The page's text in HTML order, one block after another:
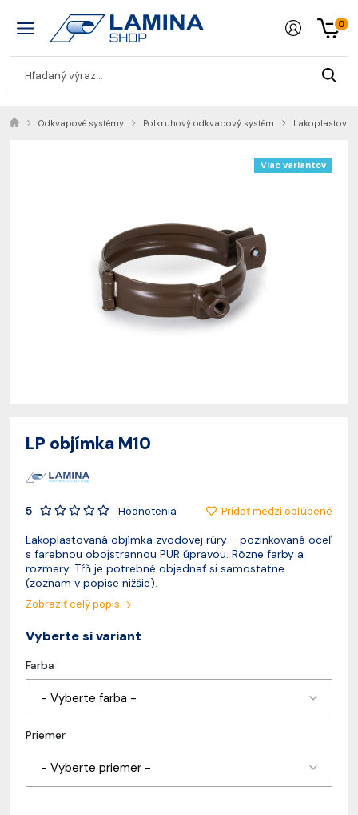
0
Odkvapové systémy Polkruhový odkvapový systém
Viac variantov
LP objímka M10
5 Hodnotenia Pridať medzi obľúbené
Lakoplastovaná objímka zvodovej rúry - pozinkovaná oceľ
s farebnou obojstrannou PUR úpravou. Rôzne farby a
rozmery. Tŕň je potrebné objednať si samostatne.
(zoznam v popise nižšie).
Zobraziť celý popis
Vyberte si variant
Farba
- Vyberte farba -
Priemer
- Vyberte priemer -